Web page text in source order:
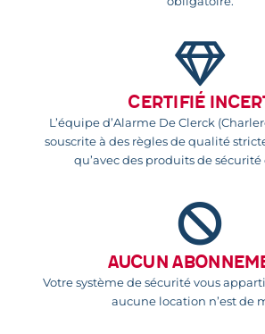
Certifié
L’équipe d’Alarme De Clerck
souscrite à des règles de qualité
qu’avec des produits de
Aucun
Votre système de sécurité vous
aucune location n’est de